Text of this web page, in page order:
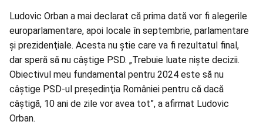
Ludovic Orban a mai declarat că prima dată vor fi alegerile
europarlamentare, apoi locale în septembrie, parlamentare
şi prezidenţiale. Acesta nu știe care va fi rezultatul final,
dar speră să nu câștige PSD. „Trebuie luate nişte decizii.
Obiectivul meu fundamental pentru 2024 este să nu
câştige PSD-ul preşedinţia României pentru că dacă
câştigă, 10 ani de zile vor avea tot”, a afirmat Ludovic
Orban.